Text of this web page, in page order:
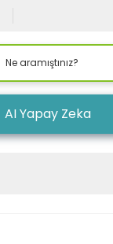
AI Yapay Zeka